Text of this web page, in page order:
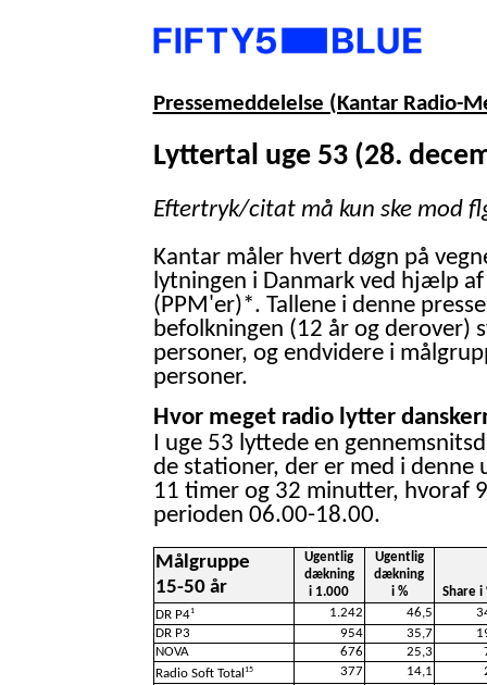
Pressemeddelelse (Kantar Radio-
Lyttertal uge 53 (28.
Eftertryk/citat må kun ske mod
Kantar måler hvert døgn på
lytningen i Danmark ved hjælp
(PPM'er)*. Tallene i denne
befolkningen (12 år og derover)
personer, og endvidere i
personer.
Hvor meget radio lytter
I uge 53 lyttede en
de stationer, der er med i denne
11 timer og 32 minutter, hvoraf
perioden 06.00-18.00.
Målgruppe
15-50 år
Ugentlig
dækning
i 1.000
Ugentlig
dækning
i %
Share i
DR P41 1.242 46,5
DR P3
954 35,7
NOVA
676 25,3
Radio Soft Total 15 377 14,1